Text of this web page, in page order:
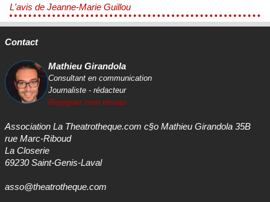
L'avis de Jeanne-Marie Guillou
Contact
Mathieu Girandola
Consultant en communication
Journaliste - rédacteur
Rejoignez mon réseau
Association La Theatrotheque.com c§o Mathieu Girandola 35B
rue Marc-Riboud
La Closerie
69230 Saint-Genis-Laval
asso@theatrotheque.com